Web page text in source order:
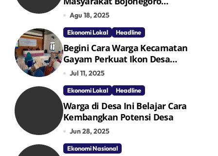
Bangun Desa Mandiri Ekonomi
Agu 18, 2025
Ekonomi Lokal Headline
Begini Cara Warga Kecamatan
Gayam Perkuat Ikon Desa
Penggerak Ekonomi Lokal
Jul 11, 2025
Ekonomi Lokal Headline
Warga di Desa Ini Belajar Cara
Kembangkan Potensi Desa
Jun 28, 2025
Ekonomi Nasional